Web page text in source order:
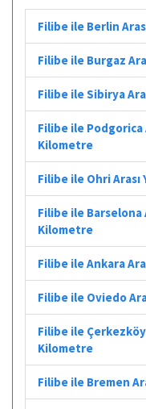
Filibe ile Berlin
Filibe ile Burgaz
Filibe ile Sibirya
Filibe ile Podgorica
Kilometre
Filibe ile Ohri
Filibe ile Barselona
Kilometre
Filibe ile Ankara
Filibe ile Oviedo
Filibe ile Çerkezköy
Kilometre
Filibe ile Bremen